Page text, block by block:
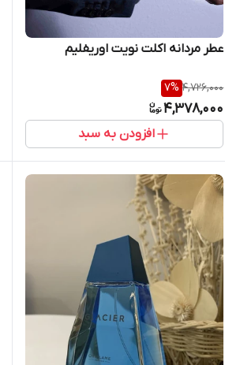
عطر مردانه اکلت نویت اوریفلیم
4,726,000
7%
4,378,000
افزودن به سبد